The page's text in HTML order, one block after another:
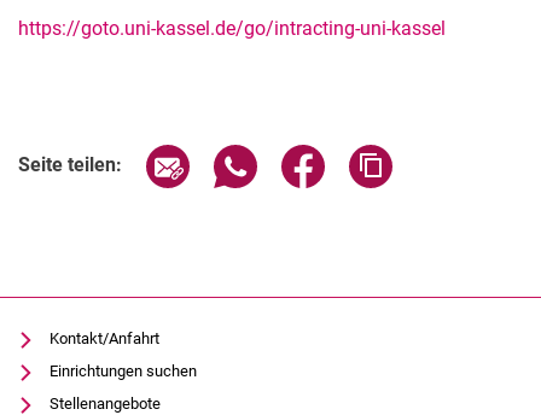
https://goto.uni-kassel.de/go/intracting-uni-kassel
Seite teilen: Seite über E-Mail teilen
Seite über WhatsApp teilen
Seite über Facebook
Kontakt/Anfahrt
Einrichtungen suchen
Stellenangebote